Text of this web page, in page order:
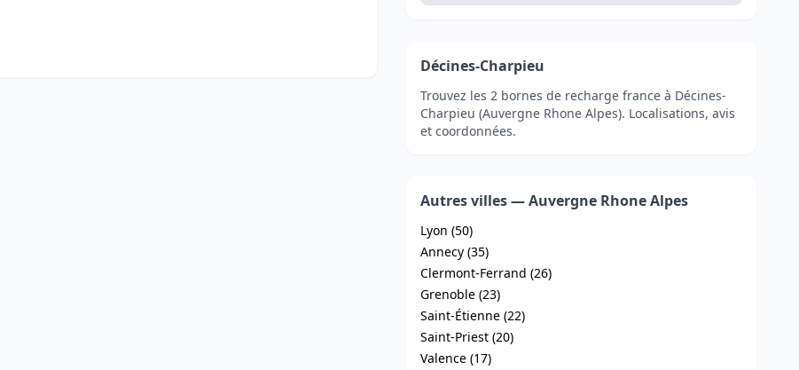
Décines-Charpieu
Trouvez les 2 bornes de recharge france à Décines-
Charpieu (Auvergne Rhone Alpes). Localisations, avis
et coordonnées.
Autres villes — Auvergne Rhone Alpes
Lyon (50)
Annecy (35)
Clermont-Ferrand (26)
Grenoble (23)
Saint-Étienne (22)
Saint-Priest (20)
Valence (17)